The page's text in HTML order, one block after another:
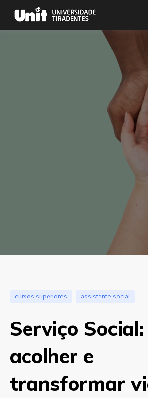
cursos superiores assistente social
Serviço Social:
acolher e
transformar